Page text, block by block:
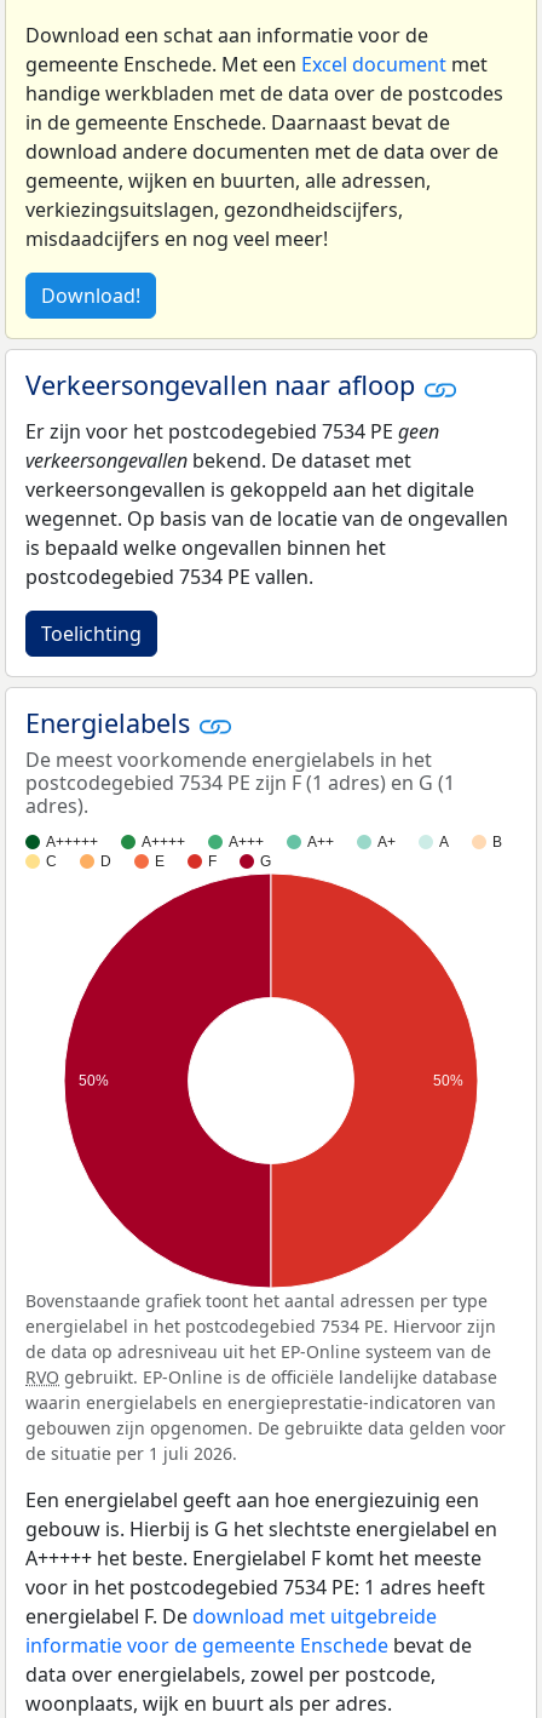
Download een schat aan informatie voor de
gemeente Enschede. Met een Excel document met
handige werkbladen met de data over de postcodes
in de gemeente Enschede. Daarnaast bevat de
download andere documenten met de data over de
gemeente, wijken en buurten, alle adressen,
verkiezingsuitslagen, gezondheidscijfers,
misdaadcijfers en nog veel meer!
Download!
Verkeersongevallen naar afloop
Er zijn voor het postcodegebied 7534 PE geen
verkeersongevallen bekend. De dataset met
verkeersongevallen is gekoppeld aan het digitale
wegennet. Op basis van de locatie van de ongevallen
is bepaald welke ongevallen binnen het
postcodegebied 7534 PE vallen.
Toelichting
Energielabels
De meest voorkomende energielabels in het
postcodegebied 7534 PE zijn F (1 adres) en G (1
adres).
A+++++ A++++ A+++ A++ A+ A
B
C
D E F G
50% 50%
Bovenstaande grafiek toont het aantal adressen per type
energielabel in het postcodegebied 7534 PE. Hiervoor zijn
de data op adresniveau uit het EP-Online systeem van de
RVO gebruikt. EP-Online is de officiële landelijke database
waarin energielabels en energieprestatie-indicatoren van
gebouwen zijn opgenomen. De gebruikte data gelden voor
de situatie per 1 juli 2026.
Een energielabel geeft aan hoe energiezuinig een
gebouw is. Hierbij is G het slechtste energielabel en
A+++++ het beste. Energielabel F komt het meeste
voor in het postcodegebied 7534 PE: 1 adres heeft
energielabel F. Dedownload met uitgebreide
informatie voor de gemeente Enschede bevat de
data over energielabels, zowel per postcode,
woonplaats, wijk en buurt als per adres.